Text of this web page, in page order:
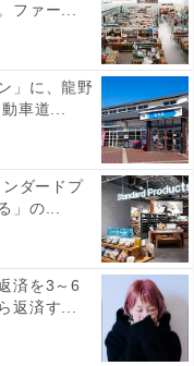
ファー...
」に、龍野
車道...
ンダードプ
」の...
済を3～6
返済す...